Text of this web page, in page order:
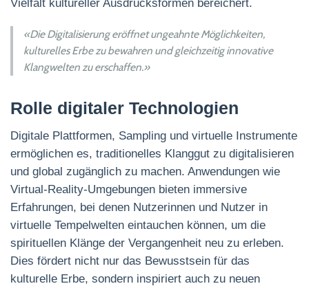
Vielfalt kultureller Ausdrucksformen bereichert.
«Die Digitalisierung eröffnet ungeahnte Möglichkeiten,
kulturelles Erbe zu bewahren und gleichzeitig innovative
Klangwelten zu erschaffen.»
Rolle digitaler Technologien
Digitale Plattformen, Sampling und virtuelle Instrumente
ermöglichen es, traditionelles Klanggut zu digitalisieren
und global zugänglich zu machen. Anwendungen wie
Virtual-Reality-Umgebungen bieten immersive
Erfahrungen, bei denen Nutzerinnen und Nutzer in
virtuelle Tempelwelten eintauchen können, um die
spirituellen Klänge der Vergangenheit neu zu erleben.
Dies fördert nicht nur das Bewusstsein für das
kulturelle Erbe, sondern inspiriert auch zu neuen